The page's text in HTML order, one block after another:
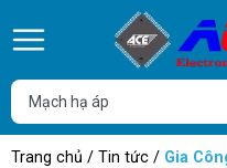
Trang chủ / Tin tức / Gia